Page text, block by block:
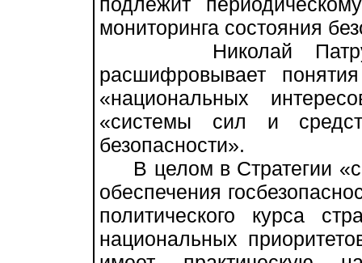
мониторинга состояния
Николай
расшифровывает
«национальных
«системы сил и
безопасности».
В целом в Стратегии
обеспечения
политического курса
национальных